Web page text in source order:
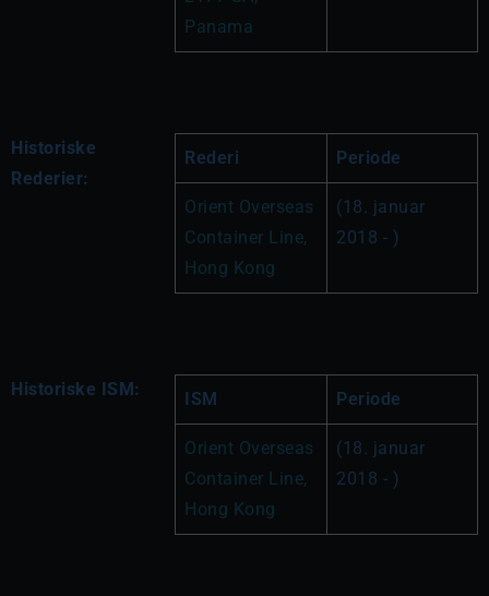
Panama
Historiske
Rederier:
Rederi Periode
Orient Overseas
Container Line,
Hong Kong
(18. januar
2018 - )
Historiske ISM: ISM Periode
Orient Overseas
Container Line,
Hong Kong
(18. januar
2018 - )